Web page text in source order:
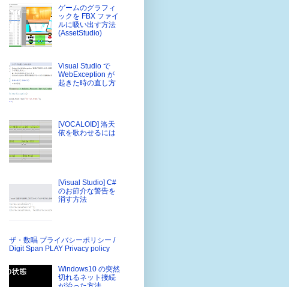
ゲームのグラフィ
ックを FBX ファイ
ルに吸い出す方法
(AssetStudio)
Visual Studio で
WebException が
起きた時の直し方
[VOCALOID] 洛天
依を歌わせるには
[Visual Studio] C#
のお節介な警告を
消す方法
ザ・数唱 プライバシーポリシー /
Digit Span PLAY Privacy policy
Windows10 の突然
切れるネット接続